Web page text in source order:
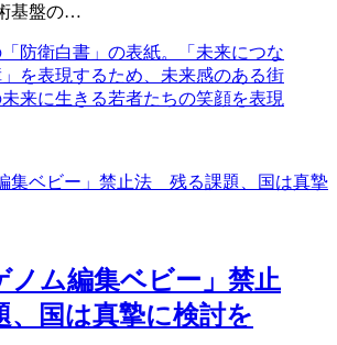
基盤の…
集ベビー」禁止法 残る課題、国は真摯
ノム編集ベビー」禁止
国は真摯に検討を